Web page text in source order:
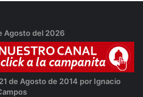
Agosto del 2026
de Agosto de 2014 por Ignacio